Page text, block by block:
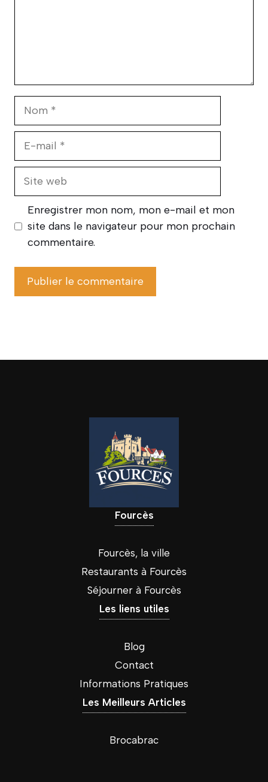
Enregistrer mon nom, mon e-mail et mon
site dans le navigateur pour mon prochain
commentaire.
Fourcès
Fourcès, la ville
Restaurants à Fourcès
Séjourner à Fourcès
Les liens utiles
Blog
Contact
Informations Pratiques
Les Meilleurs Articles
Brocabrac